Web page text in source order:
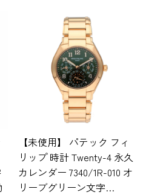
【未使用】 パテック フィ
リップ 時計 Twenty-4 永久
カレンダー 7340/1R-010 オ
リーブグリーン文字…